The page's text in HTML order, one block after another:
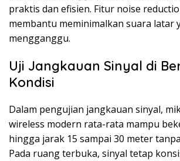
praktis dan efisien. Fitur noise
membantu meminimalkan suara latar
mengganggu.
Uji Jangkauan Sinyal di
Kondisi
Dalam pengujian jangkauan sinyal,
wireless modern rata-rata mampu
hingga jarak 15 sampai 30 meter
Pada ruang terbuka, sinyal tetap